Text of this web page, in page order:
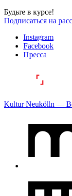
Будьте в курсе!
Подписаться на
Instagram
Facebook
Пресса
Kultur Neukölln —